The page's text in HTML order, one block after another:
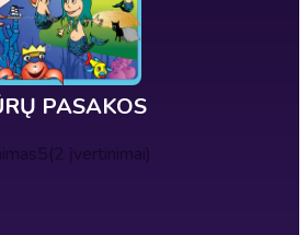
PASAKOS
5(2 įvertinimai)